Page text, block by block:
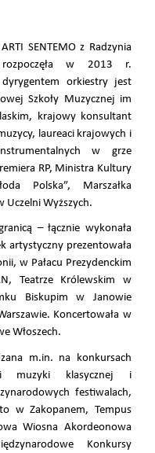
SENTEMO z Radzynia
rozpoczęła w 2013 r.
dyrygentem orkiestry jest
Szkoły Muzycznej im
krajowy konsultant
laureaci krajowych i
w grze
RP, Ministra Kultury
Polska”, Marszałka
Uczelni Wyższych.
– łącznie wykonała
artystyczny prezentowała
w Pałacu Prezydenckim
Teatrze Królewskim w
Biskupim w Janowie
Koncertowała w
Włoszech.
m.in. na konkursach
muzyki klasycznej i
festiwalach,
w Zakopanem, Tempus
Wiosna Akordeonowa
Konkursy